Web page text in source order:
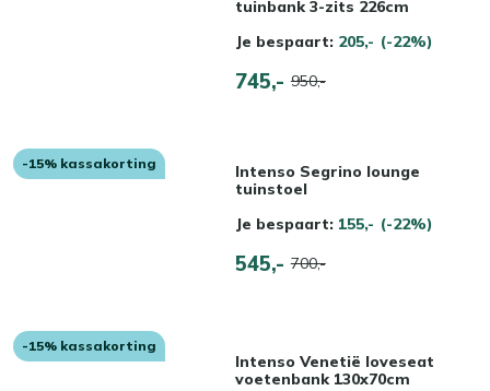
tuinbank 3-zits 226cm
Je bespaart: 205,- (-22%)
745,- 950,-
-15% kassakorting
Intenso Segrino lounge
tuinstoel
Je bespaart: 155,- (-22%)
545,- 700,-
-15% kassakorting
Intenso Venetië loveseat
voetenbank 130x70cm